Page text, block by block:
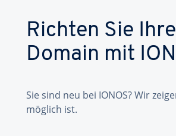
Richten Sie Ihre
Domain mit
Sie sind neu bei IONOS? Wir
möglich ist.